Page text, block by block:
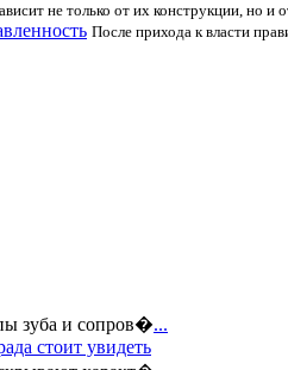
не только от их конструкции, но и
После прихода к власти
зуба и сопров�...
стоит увидеть